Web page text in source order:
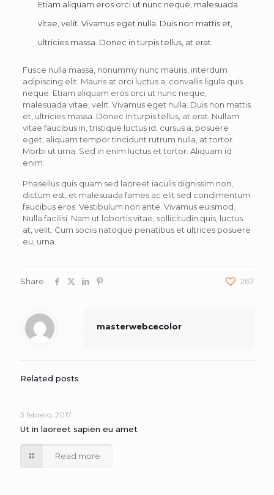
Etiam aliquam eros orci ut nunc neque, malesuada
vitae, velit. Vivamus eget nulla. Duis non mattis et,
ultricies massa. Donec in turpis tellus, at erat.
Fusce nulla massa, nonummy nunc mauris, interdum
adipiscing elit. Mauris at orci luctus a, convallis ligula quis
neque. Etiam aliquam eros orci ut nunc neque,
malesuada vitae, velit. Vivamus eget nulla. Duis non mattis
et, ultricies massa. Donec in turpis tellus, at erat. Nullam
vitae faucibus in, tristique luctus id, cursus a, posuere
eget, aliquam tempor tincidunt rutrum nulla, at tortor.
Morbi ut urna. Sed in enim luctus et tortor. Aliquam id
enim.
Phasellus quis quam sed laoreet iaculis dignissim non,
dictum est, et malesuada fames ac elit sed condimentum
faucibus eros. Vestibulum non ante. Vivamus euismod.
Nulla facilisi. Nam ut lobortis vitae, sollicitudin quis, luctus
at, velit. Cum sociis natoque penatibus et ultrices posuere
eu, urna.
Share 267
masterwebcecolor
Related posts
3 febrero, 2017
Ut in laoreet sapien eu amet
Read more